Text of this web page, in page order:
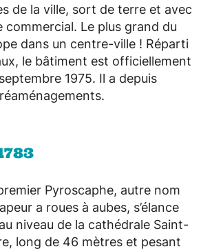
de la ville, sort de terre et avec
commercial. Le plus grand du
dans un centre-ville ! Réparti
le bâtiment est officiellement
1975. Il a depuis
Pyroscaphe, autre nom
a roues à aubes, s’élance
niveau de la cathédrale Saint-
long de 46 mètres et pesant